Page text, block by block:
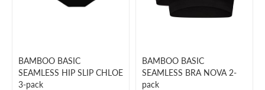
BAMBOO BASIC
SEAMLESS HIP SLIP CHLOE
3-pack
BAMBOO BASIC
SEAMLESS BRA NOVA 2-
pack